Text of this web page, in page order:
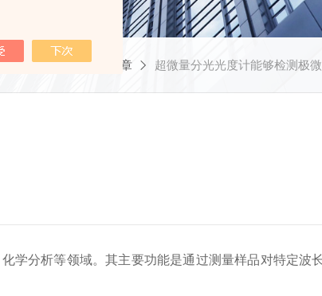
置：首页 技术文章 超微量分光光度计能够检测极微量的样
分析等领域。其主要功能是通过测量样品对特定波